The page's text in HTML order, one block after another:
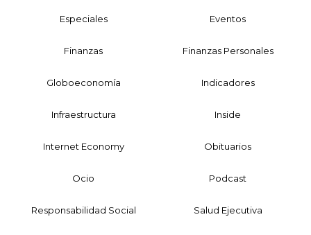
Especiales Eventos
Finanzas Finanzas Personales
Globoeconomía Indicadores
Infraestructura Inside
Internet Economy Obituarios
Ocio Podcast
Responsabilidad Social Salud Ejecutiva